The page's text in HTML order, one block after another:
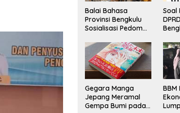
Balai Bahasa
Provinsi Bengkulu
Sosialisasi Pedoman
Penggunaan
Bahasa Indonesia
Soal
Gegara Manga
Jepang Meramal
Gempa Bumi pada
BBM